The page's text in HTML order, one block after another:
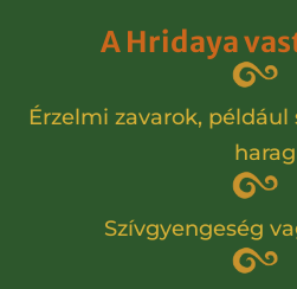
A Hridaya
Érzelmi zavarok, például
harag
Szívgyengeség